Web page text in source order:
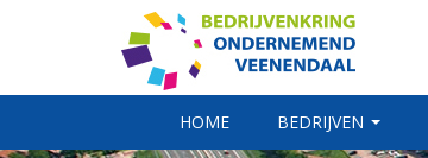
HOME BEDRIJVEN